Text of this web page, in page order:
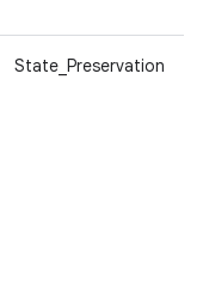
State_Preservation